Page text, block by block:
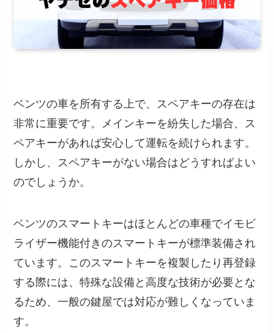
ベンツの車を所有する上で、スペアキーの存在は
非常に重要です。メインキーを紛失した場合、ス
ペアキーがあれば安心して運転を続けられます。
しかし、スペアキーがない場合はどうすればよい
のでしょうか。
ベンツのスマートキーはほとんどの車種でイモビ
ライザー機能付きのスマートキーが標準装備され
ています。このスマートキーを複製したり再登録
する際には、特殊な設備と高度な技術が必要とな
るため、一般の鍵屋では対応が難しくなっていま
す。